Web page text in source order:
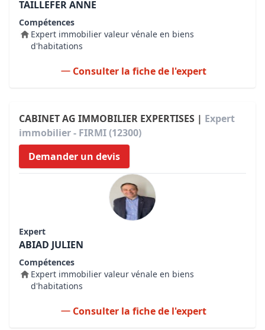
TAILLEFER ANNE
Compétences
Expert immobilier valeur vénale en biens
d'habitations
Consulter la fiche de l'expert
CABINET AG IMMOBILIER EXPERTISES | Expert
immobilier - FIRMI (12300)
Demander un devis
Expert
ABIAD JULIEN
Compétences
Expert immobilier valeur vénale en biens
d'habitations
Consulter la fiche de l'expert